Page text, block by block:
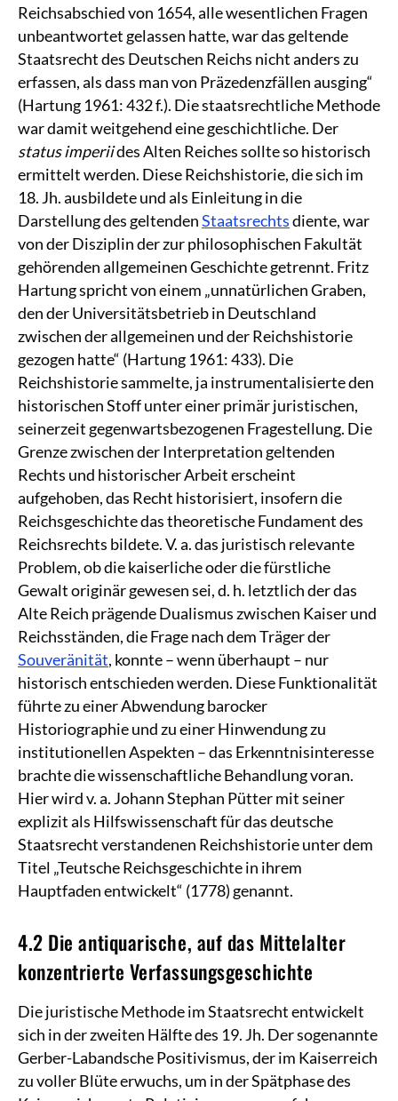
Reichsabschied von 1654, alle wesentlichen Fragen
unbeantwortet gelassen hatte, war das geltende
Staatsrecht des Deutschen Reichs nicht anders zu
erfassen, als dass man von Präzedenzfällen ausging“
(Hartung 1961: 432 f.). Die staatsrechtliche Methode
war damit weitgehend eine geschichtliche. Der
status imperiides Alten Reiches sollte so historisch
ermittelt werden. Diese Reichshistorie, die sich im
18. Jh. ausbildete und als Einleitung in die
Darstellung des geltendenStaatsrechtsdiente, war
von der Disziplin der zur philosophischen Fakultät
gehörenden allgemeinen Geschichte getrennt. Fritz
Hartung spricht von einem „unnatürlichen Graben,
den der Universitätsbetrieb in Deutschland
zwischen der allgemeinen und der Reichshistorie
gezogen hatte“ (Hartung 1961: 433). Die
Reichshistorie sammelte, ja instrumentalisierte den
historischen Stoff unter einer primär juristischen,
seinerzeit gegenwartsbezogenen Fragestellung. Die
Grenze zwischen der Interpretation geltenden
Rechts und historischer Arbeit erscheint
aufgehoben, das Recht historisiert, insofern die
Reichsgeschichte das theoretische Fundament des
Reichsrechts bildete. V. a. das juristisch relevante
Problem, ob die kaiserliche oder die fürstliche
Gewalt originär gewesen sei, d. h. letztlich der das
Alte Reich prägende Dualismus zwischen Kaiser und
Reichsständen, die Frage nach dem Träger der
Souveränität, konnte – wenn überhaupt – nur
historisch entschieden werden. Diese Funktionalität
führte zu einer Abwendung barocker
Historiographie und zu einer Hinwendung zu
institutionellen Aspekten – das Erkenntnisinteresse
brachte die wissenschaftliche Behandlung voran.
Hier wird v. a. Johann Stephan Pütter mit seiner
explizit als Hilfswissenschaft für das deutsche
Staatsrecht verstandenen Reichshistorie unter dem
Titel „Teutsche Reichsgeschichte in ihrem
Hauptfaden entwickelt“ (1778) genannt.
4.2 Die antiquarische, auf das Mittelalter
konzentrierte Verfassungsgeschichte
Die juristische Methode im Staatsrecht entwickelt
sich in der zweiten Hälfte des 19. Jh. Der sogenannte
Gerber-Labandsche Positivismus, der im Kaiserreich
zu voller Blüte erwuchs, um in der Spätphase des